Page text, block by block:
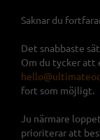
Saknar du
Det snabbaste
Om du tycker att
fort som möjligt.
Ju närmare
prioriterar att